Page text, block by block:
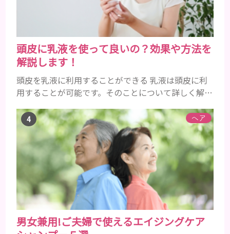
頭皮に乳液を使って良いの？効果や方法を
解説します！
頭皮を乳液に利用することができる 乳液は頭皮に利
用することが可能です。そのことについて詳しく解説
まれた化粧品 乳液とは水分と油分がバランスよく配
合されている化粧品のことです。 化粧水はその成分
のほとんどが水分ですが、乳液には油分が含まれて
いる点が違いといえます。 また、乳液との違いが曖
昧なものとしてローションがあり、ローションにも油
分が豊富に含まれて...
ヘア
男女兼用!ご夫婦で使えるエイジングケア